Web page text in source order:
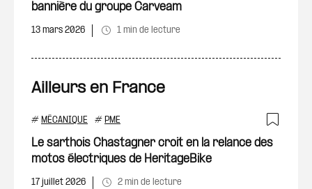
bannière du groupe Carveam
13 mars 2026 1 min de lecture
Ailleurs en France
# MÉCANIQUE # PME
Le sarthois Chastagner croit en la relance des
motos électriques de HeritageBike
17 juillet 2026 2 min de lecture